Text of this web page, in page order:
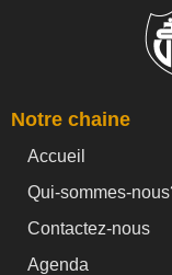
Notre chaine
Accueil
Qui-sommes-
Contactez-nous
Agenda